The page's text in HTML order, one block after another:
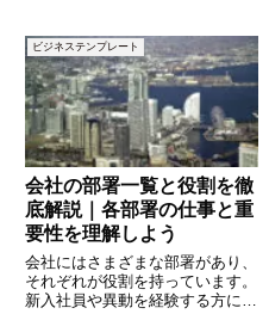
ビジネステンプレート
会社の部署一覧と役割を徹
底解説｜各部署の仕事と重
要性を理解しよう
会社にはさまざまな部署があり、
それぞれが役割を持っています。
新入社員や異動を経験する方にと